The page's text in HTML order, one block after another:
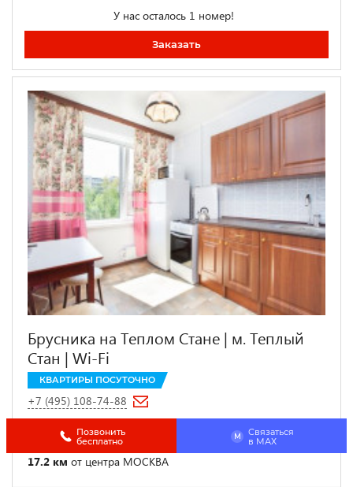
У нас осталось 1 номер!
Заказать
Брусника на Теплом Стане | м. Теплый
Стан | Wi-Fi
КВАРТИРЫ ПОСУТОЧНО
+7 (495) 108-74-88
4.3 км от
Битцевский парк
Москва, ул. Генерала Тюленева, д.31
17.2 км от центра МОСКВА
Позвонить
бесплатно
M
Связаться
в МАХ